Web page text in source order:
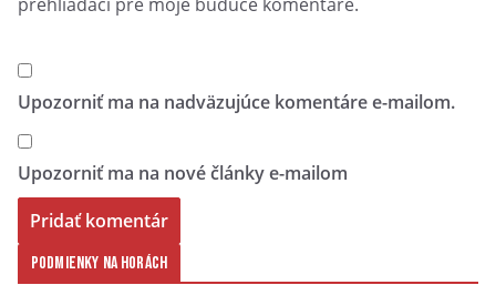
Upozorniť ma na nadväzujúce komentáre e-mailom.
Upozorniť ma na nové články e-mailom
Podmienky na horách